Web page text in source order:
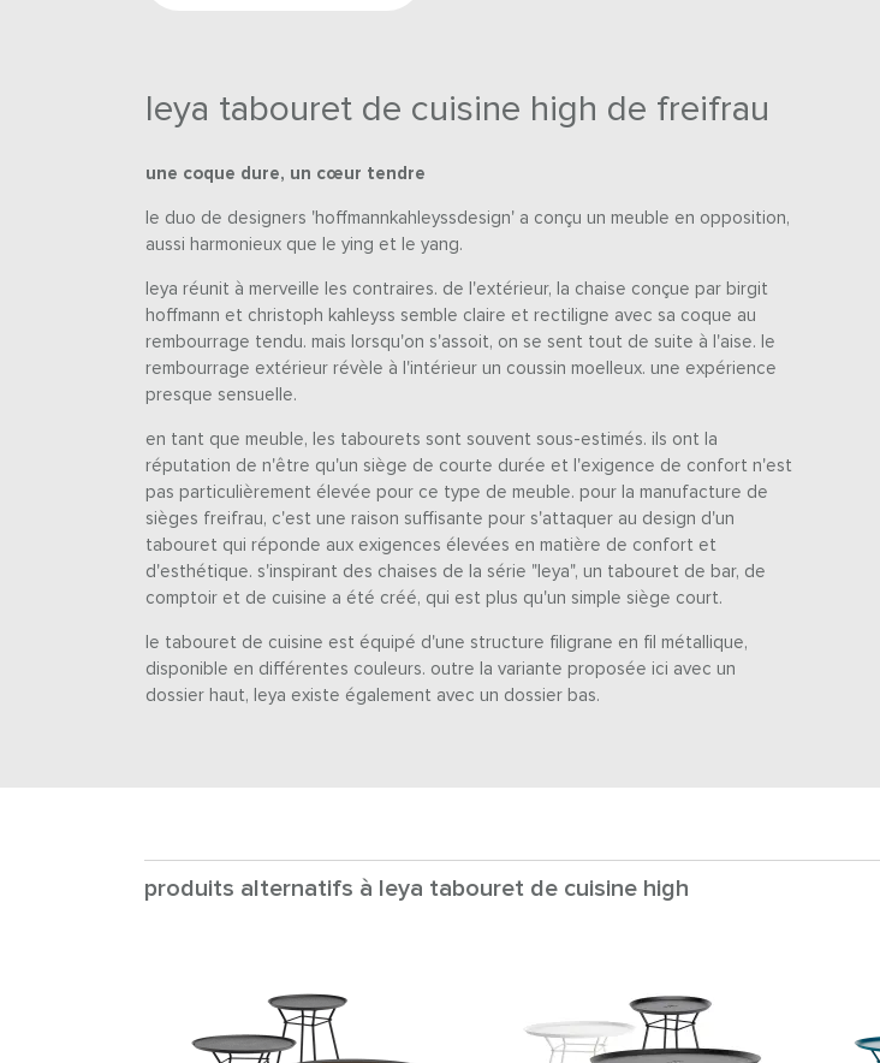
leya tabouret de cuisine high de freifrau
une coque dure, un cœur tendre
le duo de designers 'hoffmannkahleyssdesign' a conçu un meuble en opposition,
aussi harmonieux que le ying et le yang.
leya réunit à merveille les contraires. de l'extérieur, la chaise conçue par birgit
hoffmann et christoph kahleyss semble claire et rectiligne avec sa coque au
rembourrage tendu. mais lorsqu'on s'assoit, on se sent tout de suite à l'aise. le
rembourrage extérieur révèle à l'intérieur un coussin moelleux. une expérience
presque sensuelle.
en tant que meuble, les tabourets sont souvent sous-estimés. ils ont la
réputation de n'être qu'un siège de courte durée et l'exigence de confort n'est
pas particulièrement élevée pour ce type de meuble. pour la manufacture de
sièges freifrau, c'est une raison suffisante pour s'attaquer au design d'un
tabouret qui réponde aux exigences élevées en matière de confort et
d'esthétique. s'inspirant des chaises de la série "leya", un tabouret de bar, de
comptoir et de cuisine a été créé, qui est plus qu'un simple siège court.
le tabouret de cuisine est équipé d'une structure filigrane en fil métallique,
disponible en différentes couleurs. outre la variante proposée ici avec un
dossier haut, leya existe également avec un dossier bas.
produits alternatifs à leya tabouret de cuisine high